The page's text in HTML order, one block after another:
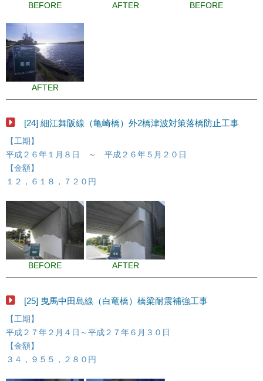
BEFORE AFTER BEFORE
AFTER
[24] 細江舞阪線（亀崎橋）外2橋津波対策落橋防止工事
【工期】
平成２６年１月８日 ～ 平成２６年５月２０日
【金額】
１２，６１８，７２０円
BEFORE AFTER
[25] 曳馬中田島線（白竜橋）橋梁耐震補強工事
【工期】
平成２７年２月４日～平成２７年６月３０日
【金額】
３４，９５５，２８０円